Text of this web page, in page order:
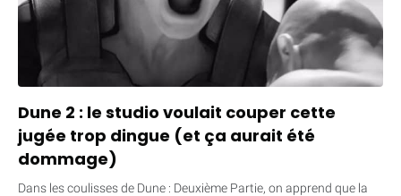
Dune 2 : le studio voulait couper cette
jugée trop dingue (et ça aurait été
dommage)
Dans les coulisses de Dune : Deuxième Partie, on apprend que la